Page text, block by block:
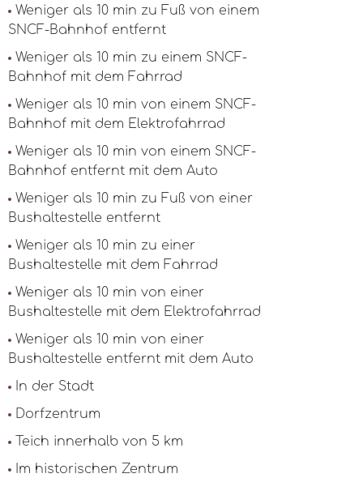
Weniger als 10 min zu Fuß von einem
SNCF-Bahnhof entfernt
Weniger als 10 min zu einem SNCF-
Bahnhof mit dem Fahrrad
Weniger als 10 min von einem SNCF-
Bahnhof mit dem Elektrofahrrad
Weniger als 10 min von einem SNCF-
Bahnhof entfernt mit dem Auto
Weniger als 10 min zu Fuß von einer
Bushaltestelle entfernt
Weniger als 10 min zu einer
Bushaltestelle mit dem Fahrrad
Weniger als 10 min von einer
Bushaltestelle mit dem Elektrofahrrad
Weniger als 10 min von einer
Bushaltestelle entfernt mit dem Auto
In der Stadt
Dorfzentrum
Teich innerhalb von 5 km
Im historischen Zentrum